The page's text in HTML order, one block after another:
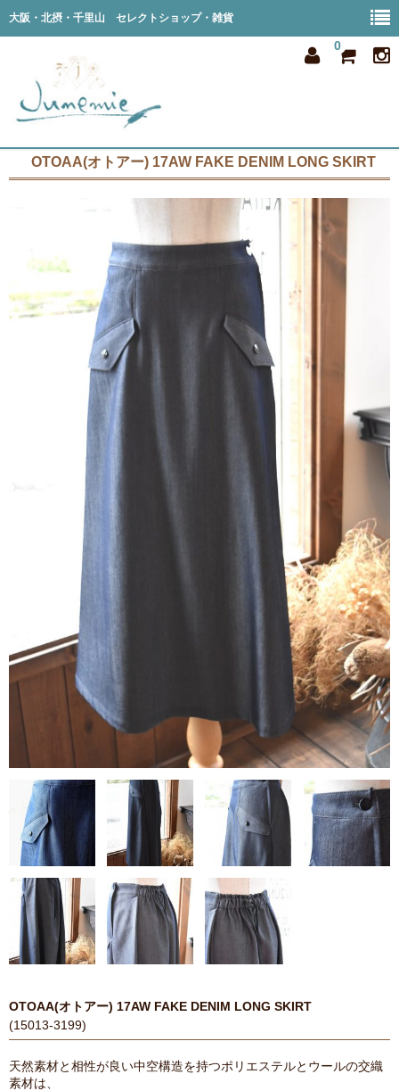
大阪・北摂・千里山 セレクトショップ・雑貨
0
OTOAA(オトアー) 17AW FAKE DENIM LONG SKIRT
OTOAA(オトアー) 17AW FAKE DENIM LONG SKIRT
(15013-3199)
天然素材と相性が良い中空構造を持つポリエステルとウールの交織
素材は、